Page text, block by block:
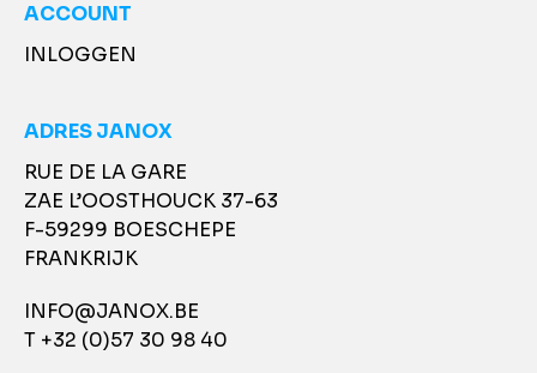
ACCOUNT
INLOGGEN
ADRES JANOX
RUE DE LA GARE
ZAE L’OOSTHOUCK 37-63
F-59299 BOESCHEPE
FRANKRIJK
INFO@JANOX.BE
T +32 (0)57 30 98 40